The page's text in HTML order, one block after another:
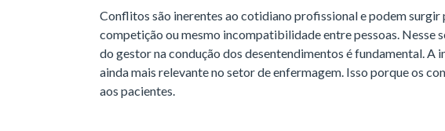
Conflitos são inerentes ao cotidiano profissional e podem surgir
competição ou mesmo incompatibilidade entre pessoas. Nesse
do gestor na condução dos desentendimentos é fundamental. A
ainda mais relevante no setor de enfermagem. Isso porque os
aos pacientes.